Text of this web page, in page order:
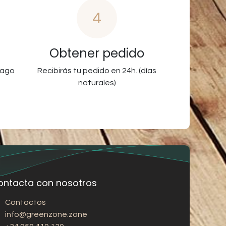
4
Obtener pedido
Recibirás tu pedido en 24h. (días
naturales)
con nosotros
Contactos
info@greenzone.zone